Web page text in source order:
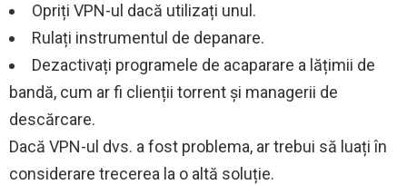
Opriți VPN-ul dacă utilizați unul.
Rulați instrumentul de depanare.
Dezactivați programele de acaparare a lățimii de
bandă, cum ar fi clienții torrent și managerii de
descărcare.
Dacă VPN-ul dvs. a fost problema, ar trebui să luați în
considerare trecerea la o altă soluție.